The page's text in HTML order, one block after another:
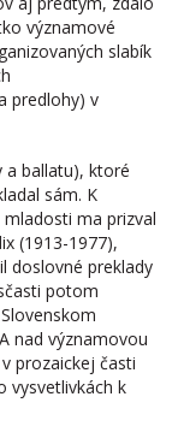
významové
slabík
predlohy) v
a ballatu), ktoré
sám. K
ma prizval
(1913-1977),
doslovné preklady
potom
A nad významovou
prozaickej časti
vysvetlivkách k